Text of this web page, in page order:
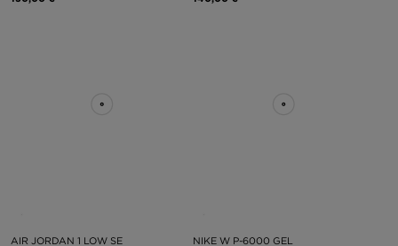
AIR JORDAN 1 LOW SE NIKE W P-6000 GEL